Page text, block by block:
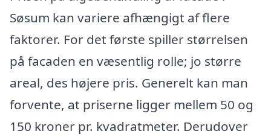
Søsum kan variere afhængigt af flere
faktorer. For det første spiller størrelsen
på facaden en væsentlig rolle; jo større
areal, des højere pris. Generelt kan man
forvente, at priserne ligger mellem 50 og
150 kroner pr. kvadratmeter. Derudover